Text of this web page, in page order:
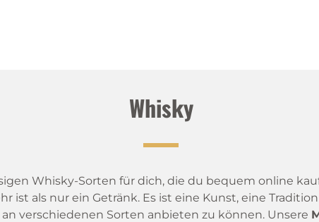
Whisky
Whisky-Sorten für dich, die du bequem online
ist als nur ein Getränk. Es ist eine Kunst, eine
verschiedenen Sorten anbieten zu können. Unsere